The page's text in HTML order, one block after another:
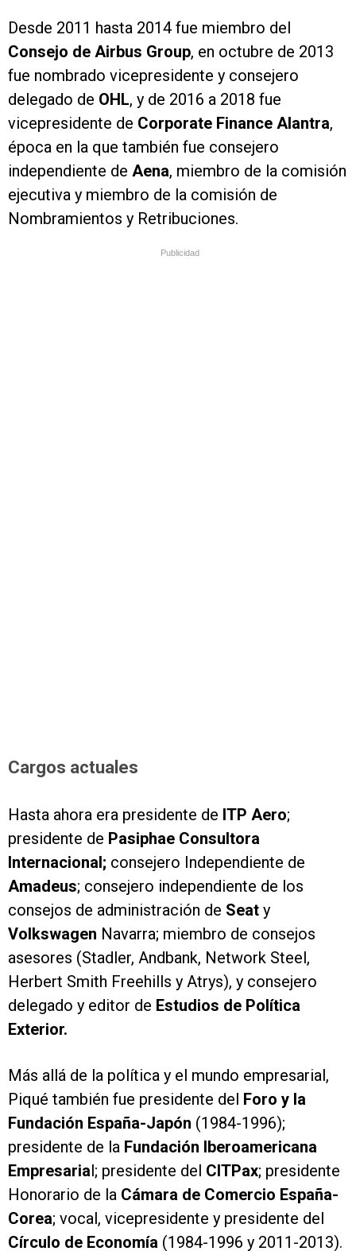
Desde 2011 hasta 2014 fue miembro del
Consejo de Airbus Group, en octubre de 2013
fue nombrado vicepresidente y consejero
delegado de OHL, y de 2016 a 2018 fue
vicepresidente de Corporate Finance Alantra,
época en la que también fue consejero
independiente de Aena, miembro de la comisión
ejecutiva y miembro de la comisión de
Nombramientos y Retribuciones.
Publicidad
Cargos actuales
Hasta ahora era presidente de ITP Aero;
presidente de Pasiphae Consultora
Internacional; consejero Independiente de
Amadeus; consejero independiente de los
consejos de administración de Seat y
Volkswagen Navarra; miembro de consejos
asesores (Stadler, Andbank, Network Steel,
Herbert Smith Freehills y Atrys), y consejero
delegado y editor de Estudios de Política
Exterior.
Más allá de la política y el mundo empresarial,
Piqué también fue presidente del Foro y la
Fundación España-Japón (1984-1996);
presidente de la Fundación Iberoamericana
Empresarial; presidente del CITPax; presidente
Honorario de la Cámara de Comercio España-
Corea; vocal, vicepresidente y presidente del
Círculo de Economía (1984-1996 y 2011-2013).